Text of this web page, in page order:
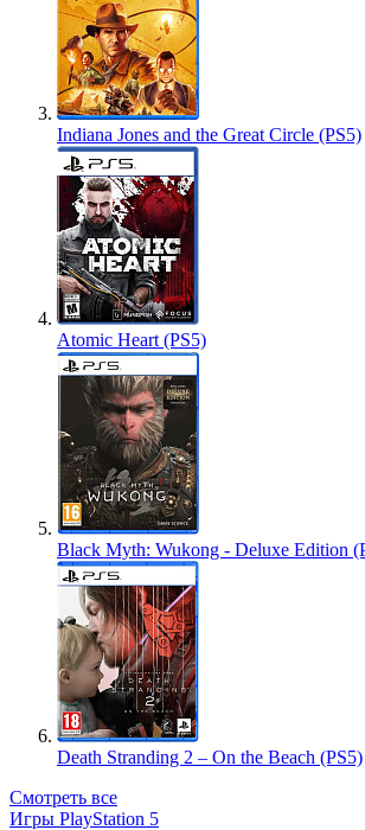
Indiana Jones and the Great Circle (PS5)
Atomic Heart (PS5)
Black Myth: Wukong - Deluxe Edition
Death Stranding 2 – On the Beach (PS5)
Смотреть все
Игры PlayStation 5